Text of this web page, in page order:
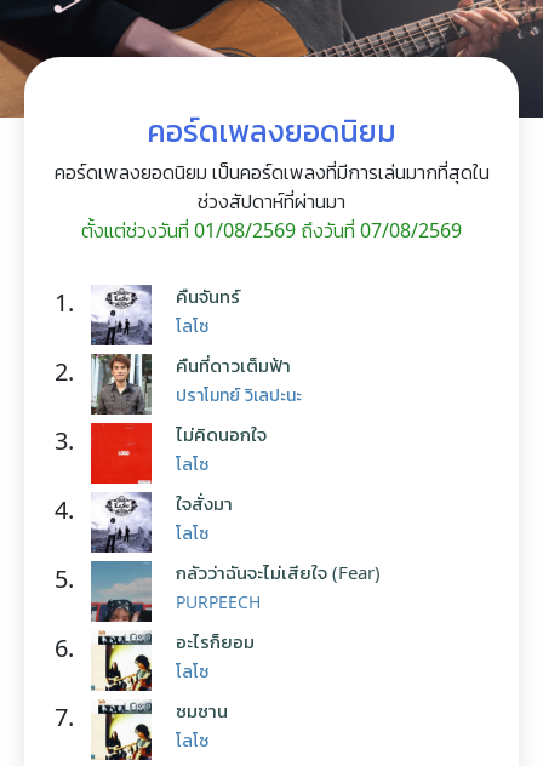
คอร์ดเพลงยอดนิยม
คอร์ดเพลงยอดนิยม เป็นคอร์ดเพลงที่มีการเล่นมากที่สุดใน
ช่วงสัปดาห์ที่ผ่านมา
ตั้งแต่ช่วงวันที่ 01/08/2569 ถึงวันที่ 07/08/2569
1. คืนจันทร์
โลโซ
2. คืนที่ดาวเต็มฟ้า
ปราโมทย์ วิเลปะนะ
3. ไม่คิดนอกใจ
โลโซ
4. ใจสั่งมา
โลโซ
5. กลัวว่าฉันจะไม่เสียใจ (Fear)
PURPEECH
6. อะไรก็ยอม
โลโซ
7. ซมซาน
โลโซ